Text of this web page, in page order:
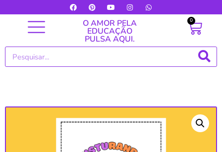
O AMOR PELA
EDUCAÇÃO
PULSA AQUI.
0